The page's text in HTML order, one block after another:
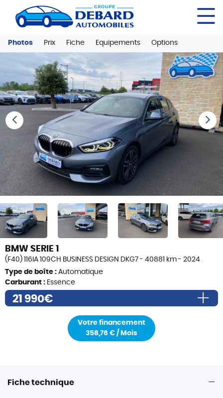
Photos Prix Fiche Equipements Options
BMW SERIE 1
(F40) 116IA 109CH BUSINESS DESIGN DKG7 - 40881 km - 2024
Type de boîte : Automatique
Carburant : Essence
21 990€
Prix total TTC
Votre financement
358,76 € / Mois
Next
Fiche technique
Panneau de gestion des cookies